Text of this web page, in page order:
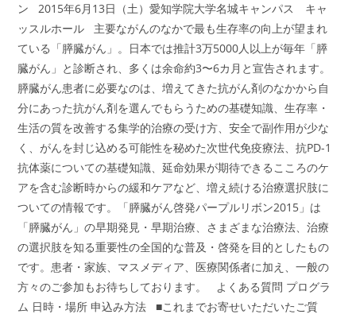
島
2015
ン 2015年6月13日（土）愛知学院大学名城キャンパス キャ
ッスルホール 主要ながんのなかで最も生存率の向上が望まれ
ている「膵臓がん」。日本では推計3万5000人以上が毎年「膵
臓がん」と診断され、多くは余命約3〜6カ月と宣告されます。
膵臓がん患者に必要なのは、増えてきた抗がん剤のなかから自
分にあった抗がん剤を選んでもらうための基礎知識、生存率・
生活の質を改善する集学的治療の受け方、安全で副作用が少な
く、がんを封じ込める可能性を秘めた次世代免疫療法、抗PD-1
抗体薬についての基礎知識、延命効果が期待できるこころのケ
アを含む診断時からの緩和ケアなど、増え続ける治療選択肢に
ついての情報です。「膵臓がん啓発パープルリボン2015」は
「膵臓がん」の早期発見・早期治療、さまざまな治療法、治療
の選択肢を知る重要性の全国的な普及・啓発を目的としたもの
です。患者・家族、マスメディア、医療関係者に加え、一般の
方々のご参加もお待ちしております。 よくある質問 プログラ
ム 日時・場所 申込み方法 ■これまでお寄せいただいたご質